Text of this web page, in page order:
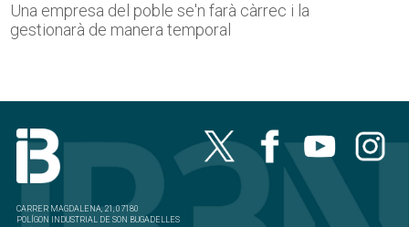
Una empresa del poble se'n farà càrrec i la
gestionarà de manera temporal
CARRER MAGDALENA, 21, 07180
POLÍGON INDUSTRIAL DE SON BUGADELLES